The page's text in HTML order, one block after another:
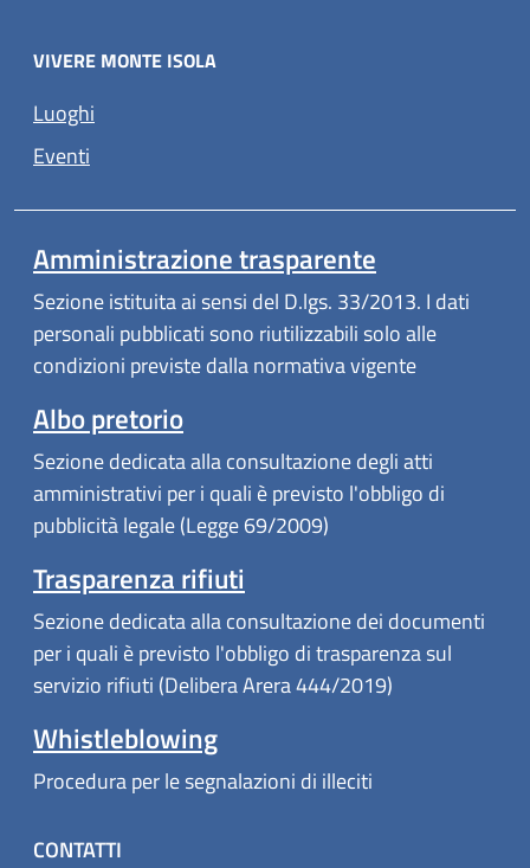
VIVERE MONTE ISOLA
Luoghi
Eventi
Amministrazione trasparente
Sezione istituita ai sensi del D.lgs. 33/2013. I dati
personali pubblicati sono riutilizzabili solo alle
condizioni previste dalla normativa vigente
Albo pretorio
Sezione dedicata alla consultazione degli atti
amministrativi per i quali è previsto l'obbligo di
pubblicità legale (Legge 69/2009)
Trasparenza rifiuti
Sezione dedicata alla consultazione dei documenti
per i quali è previsto l'obbligo di trasparenza sul
servizio rifiuti (Delibera Arera 444/2019)
Whistleblowing
Procedura per le segnalazioni di illeciti
CONTATTI